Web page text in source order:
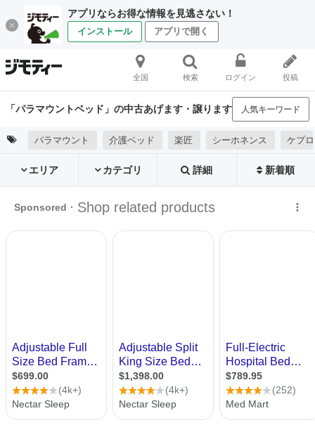
アプリならお得な情報を見逃さない！
インストール アプリで開く
全国 検索 ログイン 投稿
「パラマウントベッド」の中古あげます・譲ります 人気キーワード
パラマウント 介護ベッド 楽匠 シーホネンス ケプ
エリア カテゴリ 詳細 新着順